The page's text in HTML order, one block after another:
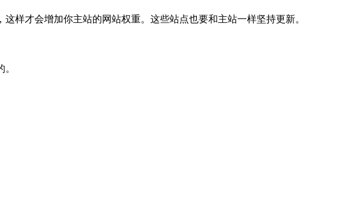
才会增加你主站的网站权重。这些站点也要和主站一样坚持更新。